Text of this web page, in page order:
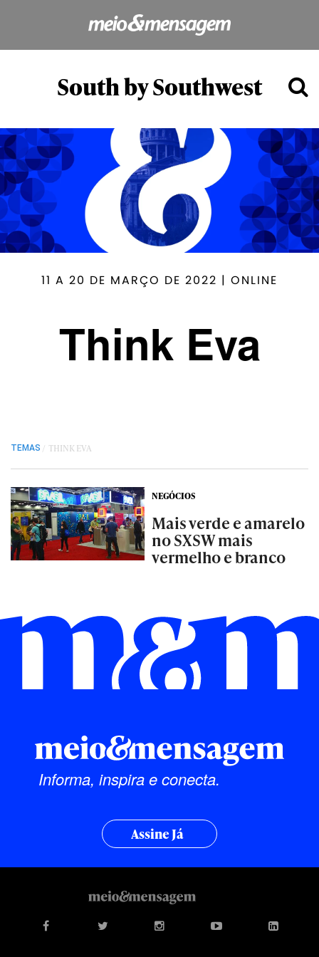
South by Southwest
11 A 20 DE MARÇO DE 2022 | ONLINE
Think Eva
TEMAS / THINK EVA
NEGÓCIOS
Mais verde e amarelo
no SXSW mais
vermelho e branco
Informa, inspira e conecta.
Assine Já